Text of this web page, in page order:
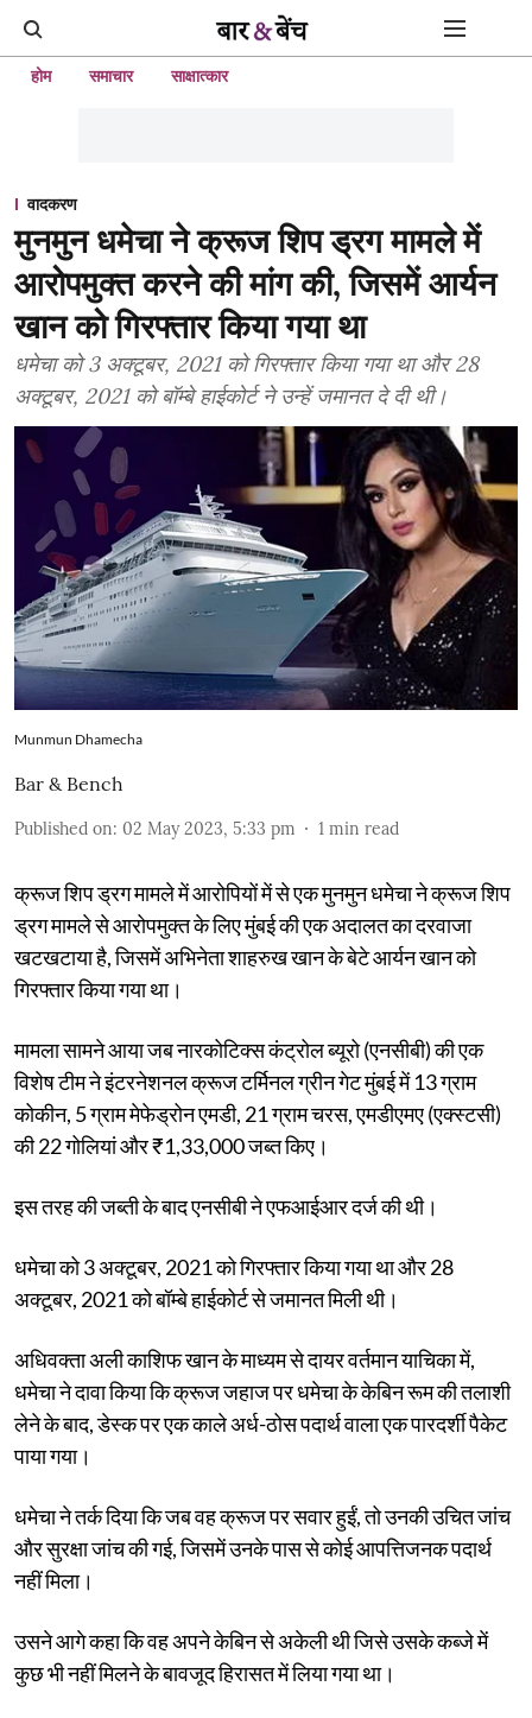
होम समाचार साक्षात्कार
वादकरण
मुनमुन धमेचा ने क्रूज शिप ड्रग मामले में
आरोपमुक्त करने की मांग की, जिसमें आर्यन
खान को गिरफ्तार किया गया था
धमेचा को 3 अक्टूबर, 2021 को गिरफ्तार किया गया था और 28
अक्टूबर, 2021 को बॉम्बे हाईकोर्ट ने उन्हें जमानत दे दी थी।
Munmun Dhamecha
Bar & Bench
Published on: 02 May 2023, 5:33 pm 1 min read
क्रूज शिप ड्रग मामले में आरोपियों में से एक मुनमुन धमेचा ने क्रूज शिप
ड्रग मामले से आरोपमुक्त के लिए मुंबई की एक अदालत का दरवाजा
खटखटाया है, जिसमें अभिनेता शाहरुख खान के बेटे आर्यन खान को
गिरफ्तार किया गया था।
मामला सामने आया जब नारकोटिक्स कंट्रोल ब्यूरो (एनसीबी) की एक
विशेष टीम ने इंटरनेशनल क्रूज टर्मिनल ग्रीन गेट मुंबई में 13 ग्राम
कोकीन, 5 ग्राम मेफेड्रोन एमडी, 21 ग्राम चरस, एमडीएमए (एक्स्टसी)
की 22 गोलियां और ₹1,33,000 जब्त किए।
इस तरह की जब्ती के बाद एनसीबी ने एफआईआर दर्ज की थी।
धमेचा को 3 अक्टूबर, 2021 को गिरफ्तार किया गया था और 28
अक्टूबर, 2021 को बॉम्बे हाईकोर्ट से जमानत मिली थी।
अधिवक्ता अली काशिफ खान के माध्यम से दायर वर्तमान याचिका में,
धमेचा ने दावा किया कि क्रूज जहाज पर धमेचा के केबिन रूम की तलाशी
लेने के बाद, डेस्क पर एक काले अर्ध-ठोस पदार्थ वाला एक पारदर्शी पैकेट
पाया गया।
धमेचा ने तर्क दिया कि जब वह क्रूज पर सवार हुईं, तो उनकी उचित जांच
और सुरक्षा जांच की गई, जिसमें उनके पास से कोई आपत्तिजनक पदार्थ
नहीं मिला।
उसने आगे कहा कि वह अपने केबिन से अकेली थी जिसे उसके कब्जे में
कुछ भी नहीं मिलने के बावजूद हिरासत में लिया गया था।